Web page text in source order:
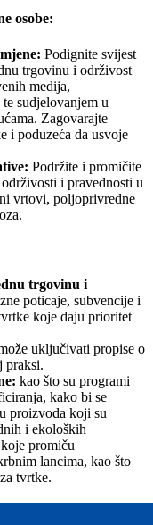
osobe:
Podignite svijest
trgovinu i održivost
medija,
sudjelovanjem u
Zagovarajte
i poduzeća da usvoje
Podržite i promičite
i pravednosti u
vrtovi, poljoprivredne
trgovinu i
poticaje, subvencije i
koje daju prioritet
uključivati ​​propise o
praksi.
kao što su programi
kako bi se
proizvoda koji su
i ekoloških
promiču
lancima, kao što
tvrtke.